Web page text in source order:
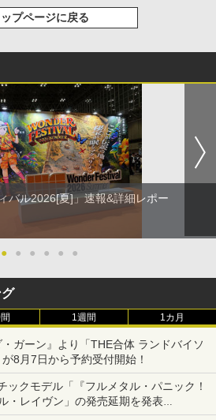
ップページに戻る
バル2026[夏]」速報&詳細レポー
● ● ● ● ● ●
1週間 1カ月
ガーン』より「THE合体 ランドバイソ
8月7日から予約受付開始！
ックモデル「『フルメタル・パニック！
・レイヴン」の発売延期を発表